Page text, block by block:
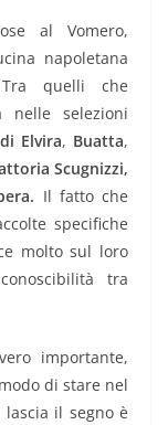
al Vomero,
napoletana
quelli che
nelle selezioni
Elvira, Buatta,
Scugnizzi,
Il fatto che
specifiche
molto sul loro
tra
importante,
di stare nel
il segno è